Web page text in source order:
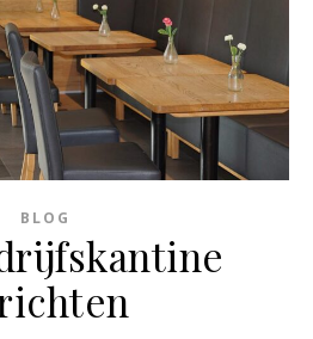
BLOG